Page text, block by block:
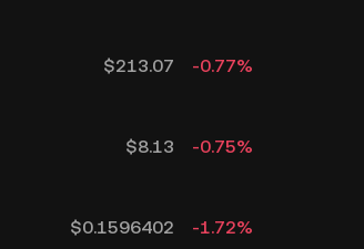
$213.07 -0.77%
$8.13 -0.75%
$0.1596402 -1.72%